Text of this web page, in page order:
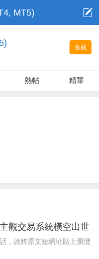
MT5)
收藏
熱帖 精華
觀交易系統橫空出世
，請將原文短網址貼上瀏灠